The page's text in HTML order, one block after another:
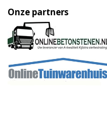
Onze partners